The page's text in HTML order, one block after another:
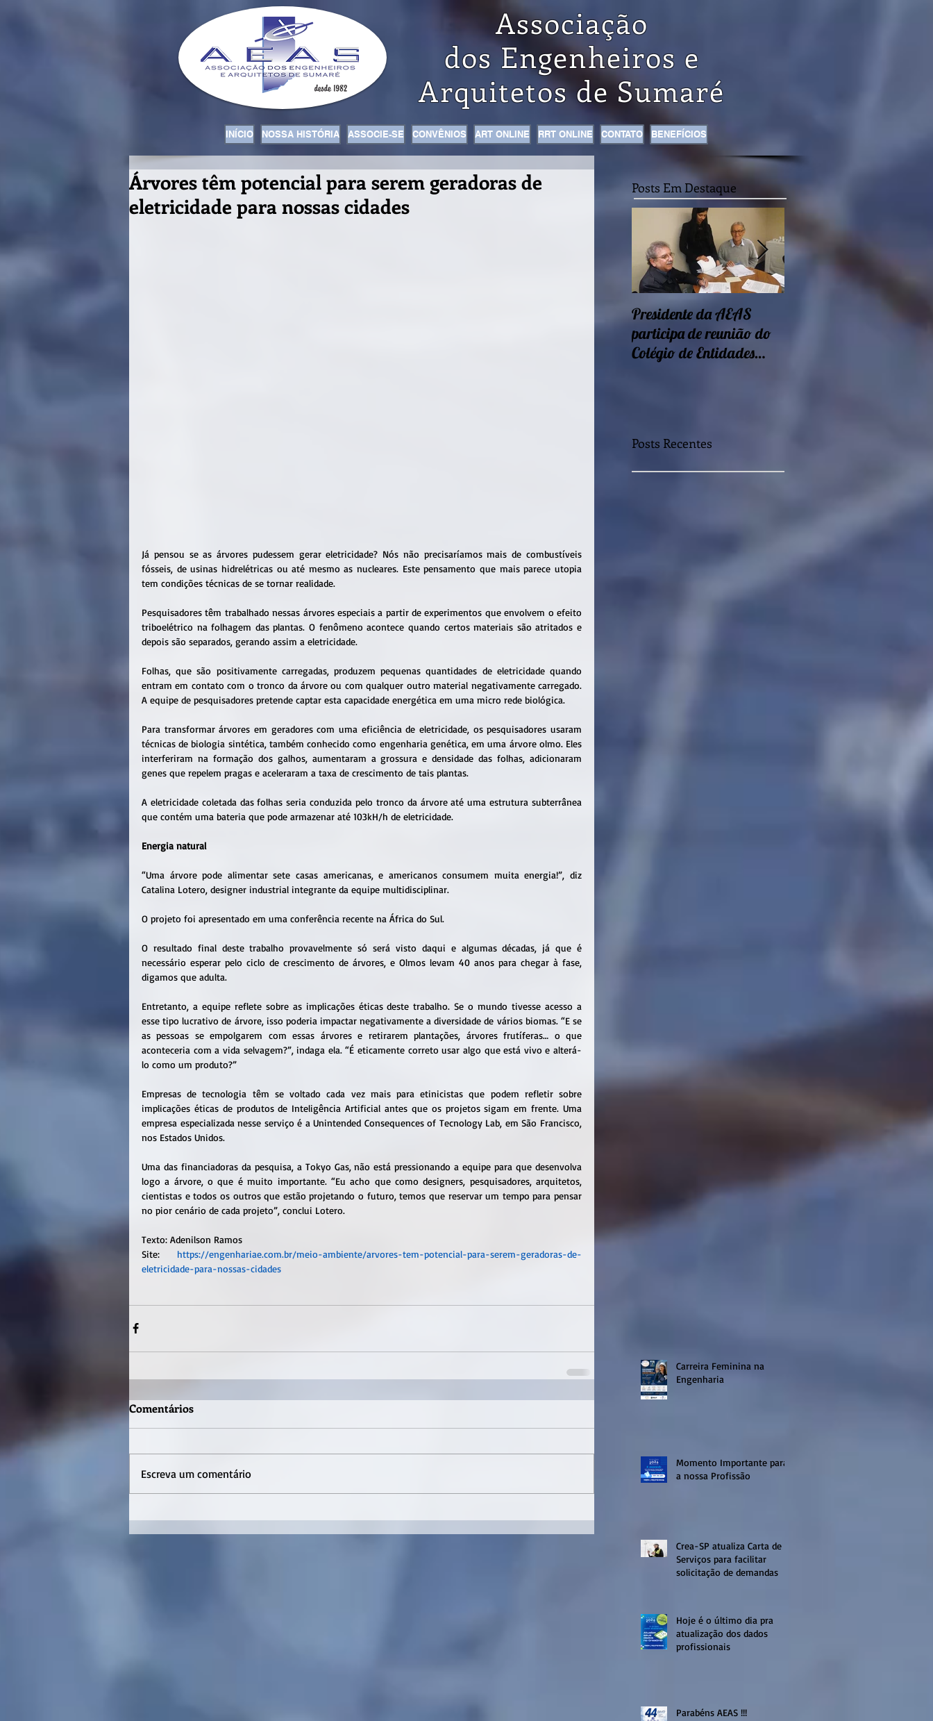
Associação
dos Engenheiros e
Arquitetos deSumaré
INÍCIO NOSSA HISTÓRIA ASSOCIE-SE CONVÊNIOS ART ONLINE RRT ONLINE CONTATO BENEFÍCIOS
Árvores têm potencial para serem geradoras de
eletricidade para nossas cidades
Já pensou se as árvores pudessem gerar eletricidade? Nós não precisaríamos mais de combustíveis
fósseis, de usinas hidrelétricas ou até mesmo as nucleares. Este pensamento que mais parece utopia
tem condições técnicas de se tornar realidade.
Pesquisadores têm trabalhado nessas árvores especiais a partir de experimentos que envolvem o efeito
triboelétrico na folhagem das plantas. O fenômeno acontece quando certos materiais são atritados e
depois são separados, gerando assim a eletricidade.
Folhas, que são positivamente carregadas, produzem pequenas quantidades de eletricidade quando
entram em contato com o tronco da árvore ou com qualquer outro material negativamente carregado.
A equipe de pesquisadores pretende captar esta capacidade energética em uma micro rede biológica.
Para transformar árvores em geradores com uma eficiência de eletricidade, os pesquisadores usaram
técnicas de biologia sintética, também conhecido como engenharia genética, em uma árvore olmo. Eles
interferiram na formação dos galhos, aumentaram a grossura e densidade das folhas, adicionaram
genes que repelem pragas e aceleraram a taxa de crescimento de tais plantas.
A eletricidade coletada das folhas seria conduzida pelo tronco da árvore até uma estrutura subterrânea
que contém uma bateria que pode armazenar até 103kH/h de eletricidade.
Energia natural
“Uma árvore pode alimentar sete casas americanas, e americanos consumem muita energia!”, diz
Catalina Lotero, designer industrial integrante da equipe multidisciplinar.
O projeto foi apresentado em uma conferência recente na África do Sul.
O resultado final deste trabalho provavelmente só será visto daqui e algumas décadas, já que é
necessário esperar pelo ciclo de crescimento de árvores, e Olmos levam 40 anos para chegar à fase,
digamos que adulta.
Entretanto, a equipe reflete sobre as implicações éticas deste trabalho. Se o mundo tivesse acesso a
esse tipo lucrativo de árvore, isso poderia impactar negativamente a diversidade de vários biomas. “E se
as pessoas se empolgarem com essas árvores e retirarem plantações, árvores frutíferas… o que
aconteceria com a vida selvagem?”, indaga ela. “É eticamente correto usar algo que está vivo e alterá-
lo como um produto?”
Empresas de tecnologia têm se voltado cada vez mais para etinicistas que podem refletir sobre
implicações éticas de produtos de Inteligência Artificial antes que os projetos sigam em frente. Uma
empresa especializada nesse serviço é a Unintended Consequences of Tecnology Lab, em São Francisco,
nos Estados Unidos.
Uma das financiadoras da pesquisa, a Tokyo Gas, não está pressionando a equipe para que desenvolva
logo a árvore, o que é muito importante. “Eu acho que como designers, pesquisadores, arquitetos,
cientistas e todos os outros que estão projetando o futuro, temos que reservar um tempo para pensar
no pior cenário de cada projeto”, conclui Lotero.
Texto: Adenilson Ramos
Site: https://engenhariae.com.br/meio-ambiente/arvores-tem-potencial-para-serem-geradoras-de-
eletricidade-para-nossas-cidades
Comentários
Escreva um comentário
Posts Em Destaque
Presidente da AEAS
participa de reunião do
Colégio de Entidades
Encontros sobre Eficiência
Posts Recentes
Carreira Feminina na
Engenharia
Momento Importante para
a nossa Profissão
Crea-SP atualiza Carta de
Serviços para facilitar
solicitação de demandas
Hoje é o último dia pra
atualização dos dados
profissionais
Parabéns AEAS !!!